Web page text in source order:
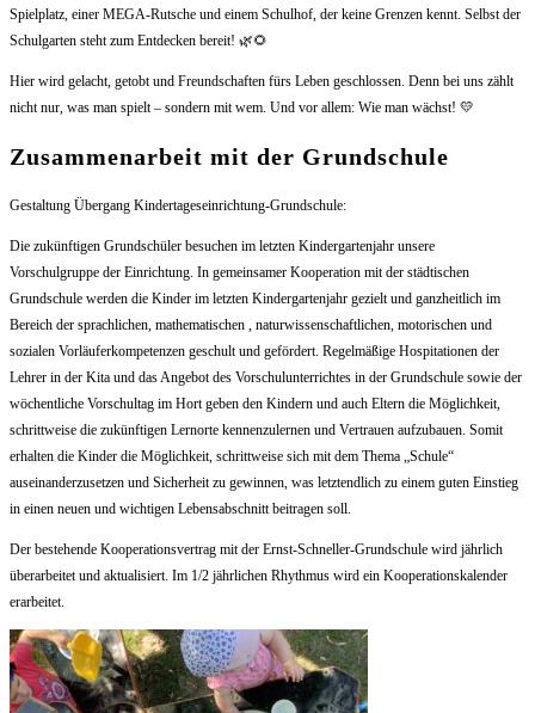
Spielplatz, einer MEGA-Rutsche und einem Schulhof, der keine Grenzen kennt. Selbst der
Schulgarten steht zum Entdecken bereit! 🌿🌻
Hier wird gelacht, getobt und Freundschaften fürs Leben geschlossen. Denn bei uns zählt
nicht nur, was man spielt – sondern mit wem. Und vor allem: Wie man wächst! 💛
Zusammenarbeit mit der Grundschule
Gestaltung Übergang Kindertageseinrichtung-Grundschule:
Die zukünftigen Grundschüler besuchen im letzten Kindergartenjahr unsere
Vorschulgruppe der Einrichtung. In gemeinsamer Kooperation mit der städtischen
Grundschule werden die Kinder im letzten Kindergartenjahr gezielt und ganzheitlich im
Bereich der sprachlichen, mathematischen , naturwissenschaftlichen, motorischen und
sozialen Vorläuferkompetenzen geschult und gefördert. Regelmäßige Hospitationen der
Lehrer in der Kita und das Angebot des Vorschulunterrichtes in der Grundschule sowie der
wöchentliche Vorschultag im Hort geben den Kindern und auch Eltern die Möglichkeit,
schrittweise die zukünftigen Lernorte kennenzulernen und Vertrauen aufzubauen. Somit
erhalten die Kinder die Möglichkeit, schrittweise sich mit dem Thema „Schule“
auseinanderzusetzen und Sicherheit zu gewinnen, was letztendlich zu einem guten Einstieg
in einen neuen und wichtigen Lebensabschnitt beitragen soll.
Der bestehende Kooperationsvertrag mit der Ernst-Schneller-Grundschule wird jährlich
überarbeitet und aktualisiert. Im 1/2 jährlichen Rhythmus wird ein Kooperationskalender
erarbeitet.